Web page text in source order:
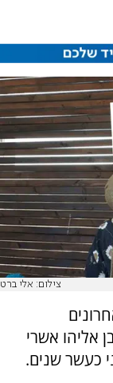
צילום: אלי ברט
אליהו אשרי
כעשר שנים.